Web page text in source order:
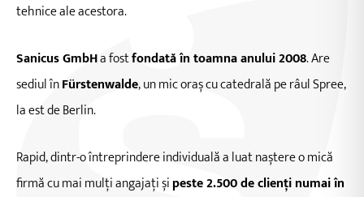
tehnice ale acestora.
Sanicus GmbHa fostfondată în toamna anului 2008. Are
sediul înFürstenwalde, un mic oraș cu catedrală pe râul Spree,
la est de Berlin.
Rapid, dintr-o întreprindere individuală a luat naștere o mică
firmă cu mai mulți angajați șipeste 2.500 de clienți numai în